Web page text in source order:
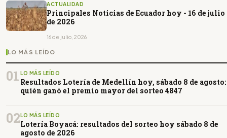
ACTUALIDAD
Principales Noticias de Ecuador hoy - 16 de julio
de 2026
16 de julio, 2026
LO MÁS LEÍDO
01 LO MÁS LEÍDO
Resultados Lotería de Medellín hoy, sábado 8 de agosto:
quién ganó el premio mayor del sorteo 4847
02LO MÁS LEÍDO
Lotería Boyacá: resultados del sorteo hoy sábado 8 de
agosto de 2026